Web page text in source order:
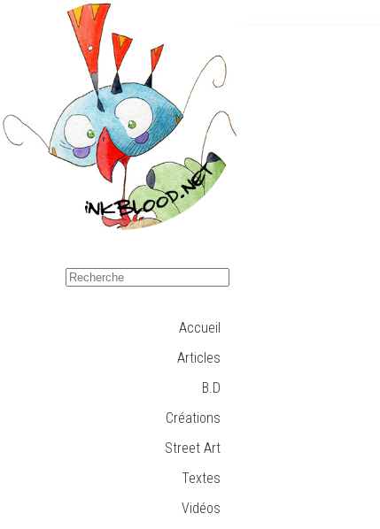
Accueil
Articles
B.D
Créations
Street Art
Textes
Vidéos